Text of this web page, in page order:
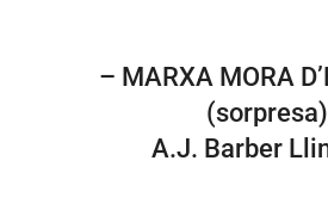
– MARXA MORA
(sorpresa)
A.J. Barber